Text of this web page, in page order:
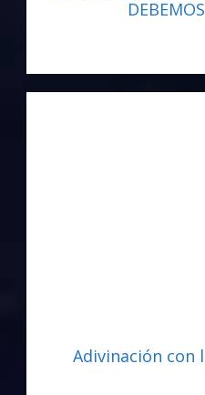
Adivinación con